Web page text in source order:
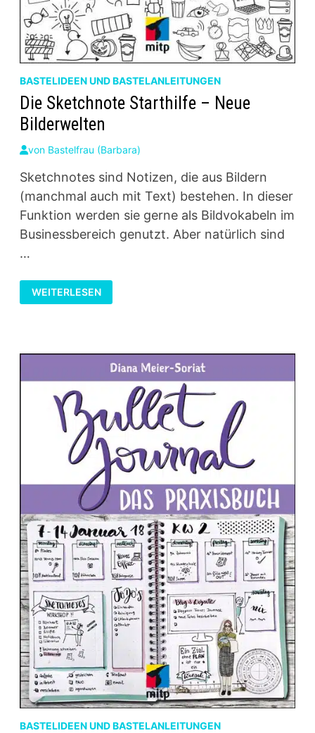
BASTELIDEEN UND BASTELANLEITUNGEN
Die Sketchnote Starthilfe – Neue
Bilderwelten
von Bastelfrau (Barbara)
Sketchnotes sind Notizen, die aus Bildern
(manchmal auch mit Text) bestehen. In dieser
Funktion werden sie gerne als Bildvokabeln im
Businessbereich genutzt. Aber natürlich sind
…
DIE
SKETCHNOTE
STARTHILFE
WEITERLESEN
BASTELIDEEN UND BASTELANLEITUNGEN